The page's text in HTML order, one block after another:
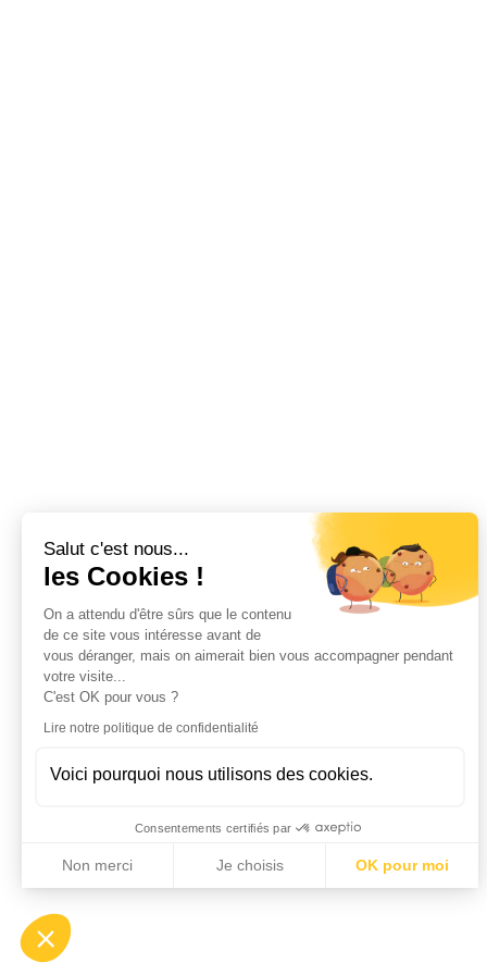
Salut c'est nous...
les Cookies !
On a attendu d'être sûrs que le contenu
de ce site vous intéresse avant de
vous déranger, mais on aimerait bien vous accompagner pendant
votre visite...
C'est OK pour vous ?
Lire notre politique de confidentialité
Voici pourquoi nous utilisons des cookies.
Consentements certifiés par
Non merci Je choisis OK pour moi
Plateforme de Gestion du Consentement : Personnalisez
Notre plateforme vous permet d'adapter et de gérer vos